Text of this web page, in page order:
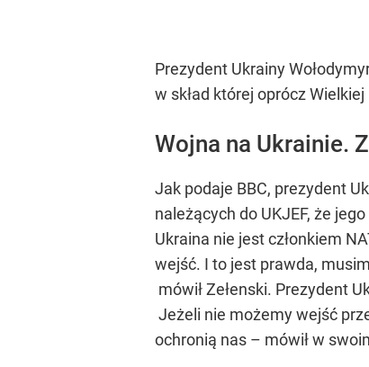
Prezydent Ukrainy
w skład której oprócz
Wojna na Ukrainie.
Jak podaje BBC, prezydent
należących do UKJEF, że
Ukraina nie jest członkiem
wejść. I to jest prawda,
mówił Zełenski. Prezydent
Jeżeli nie możemy wejść
ochronią nas – mówił w